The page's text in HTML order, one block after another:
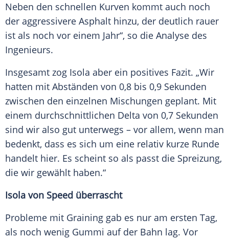
Neben den schnellen Kurven kommt auch noch
der aggressivere Asphalt hinzu, der deutlich rauer
ist als noch vor einem Jahr“, so die Analyse des
Ingenieurs.
Insgesamt zog Isola aber ein positives Fazit. „Wir
hatten mit Abständen von 0,8 bis 0,9 Sekunden
zwischen den einzelnen Mischungen geplant. Mit
einem durchschnittlichen Delta von 0,7 Sekunden
sind wir also gut unterwegs – vor allem, wenn man
bedenkt, dass es sich um eine relativ kurze Runde
handelt hier. Es scheint so als passt die Spreizung,
die wir gewählt haben.“
Isola von Speed überrascht
Probleme mit Graining gab es nur am ersten Tag,
als noch wenig Gummi auf der Bahn lag. Vor